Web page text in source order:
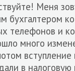
Меня
бухгалтером
телефонов и
много
в